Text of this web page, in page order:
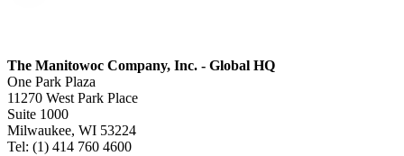
The Manitowoc Company, Inc. - Global HQ
One Park Plaza
11270 West Park Place
Suite 1000
Milwaukee, WI 53224
Tel: (1) 414 760 4600